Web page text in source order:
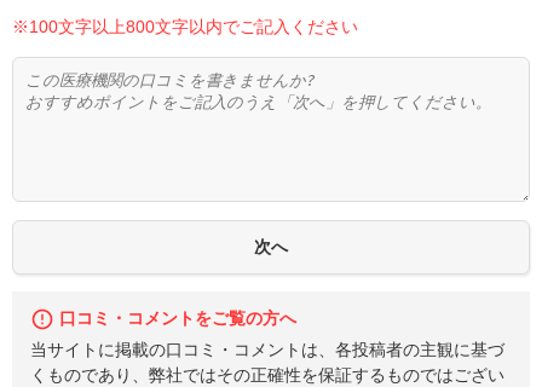
※100文字以上800文字以内でご記入ください
口コミ・コメントをご覧の方へ
当サイトに掲載の口コミ・コメントは、各投稿者の主観に基づ
くものであり、弊社ではその正確性を保証するものではござい